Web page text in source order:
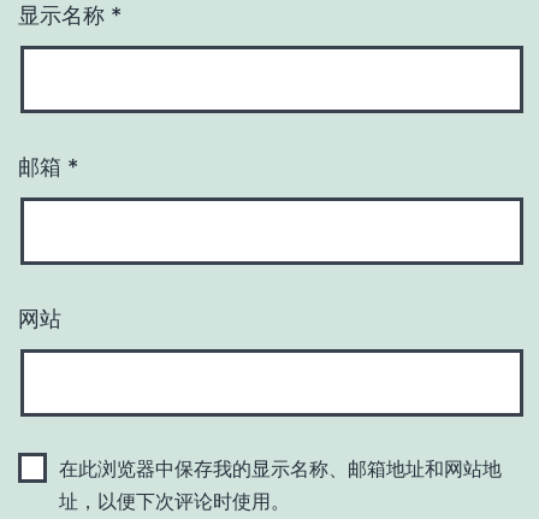
显示名称 *
邮箱 *
网站
在此浏览器中保存我的显示名称、邮箱地址和网站地
址，以便下次评论时使用。